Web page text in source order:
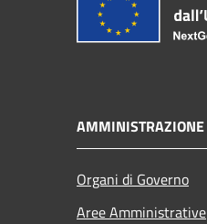
AMMINISTRAZIONE
Organi di Governo
Aree Amministrative